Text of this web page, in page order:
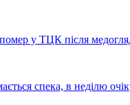
у ТЦК після
спека, в неділю